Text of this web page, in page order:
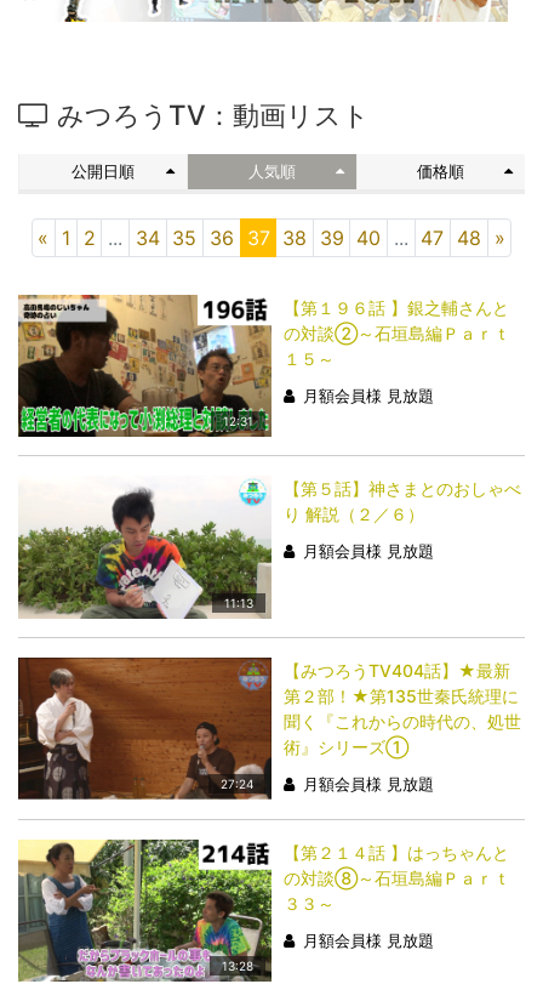
みつろうTV：動画リスト
公開日順 人気順 価格順
« 1 2 ... 34 35 36 37 38 39 40 ... 47 48 »
12:31
【第１９６話 】銀之輔さんと
の対談②～石垣島編Ｐａｒｔ
１５～
月額会員様 見放題
11:13
【第５話】神さまとのおしゃべ
り 解説（２／６）
月額会員様 見放題
27:24
【みつろうTV404話】★最新
第２部！★第135世秦氏統理に
聞く『これからの時代の、処世
術』シリーズ①
月額会員様 見放題
13:28
【第２１４話 】はっちゃんと
の対談⑧～石垣島編Ｐａｒｔ
３３～
月額会員様 見放題